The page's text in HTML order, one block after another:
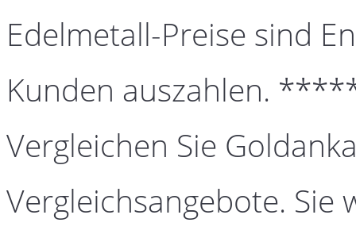
Edelmetall-Preise sind
Kunden auszahlen.
Vergleichen Sie
Vergleichsangebote. Sie